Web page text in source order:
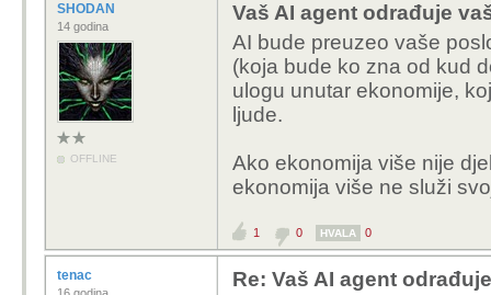
SHODAN
14 godina
OFFLINE
Vaš AI agent odrađuje
AI bude preuzeo vaše
(koja bude ko zna od kud
ulogu unutar ekonomije,
ljude.
Ako ekonomija više nije
ekonomija više ne služi
1 0 HVALA 0
tenac
Re: Vaš AI agent